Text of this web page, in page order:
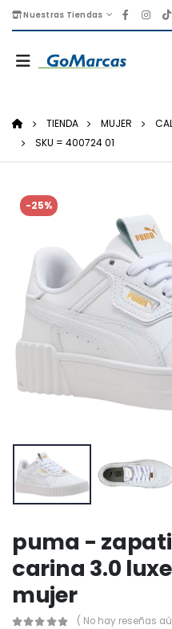
Nuestras Tiendas
TIENDA MUJER
SKU = 400724 01
-25%
puma -
carina 3.0
mujer
( No hay reseñas